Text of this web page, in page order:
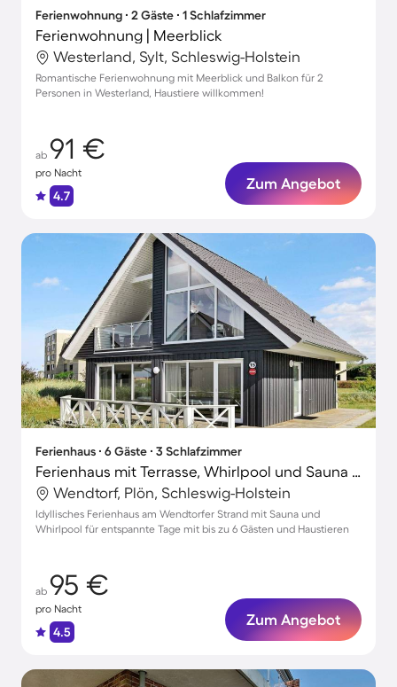
Ferienwohnung ∙ 2 Gäste ∙ 1 Schlafzimmer
Ferienwohnung | Meerblick
Westerland, Sylt, Schleswig-Holstein
Romantische Ferienwohnung mit Meerblick und Balkon für 2
Personen in Westerland, Haustiere willkommen!
ab 91 €
pro Nacht
4.7
Zum Angebot
Ferienhaus ∙ 6 Gäste ∙ 3 Schlafzimmer
Ferienhaus mit Terrasse, Whirlpool und Sauna | Strand in der Nähe
Wendtorf, Plön, Schleswig-Holstein
Idyllisches Ferienhaus am Wendtorfer Strand mit Sauna und
Whirlpool für entspannte Tage mit bis zu 6 Gästen und Haustieren
ab 95 €
pro Nacht
4.5
Zum Angebot